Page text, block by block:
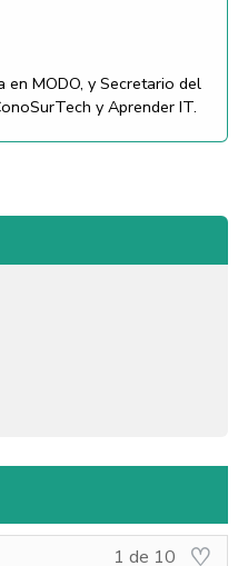
MODO, y Secretario del
y Aprender IT.
1 de 10Lesson
Debe